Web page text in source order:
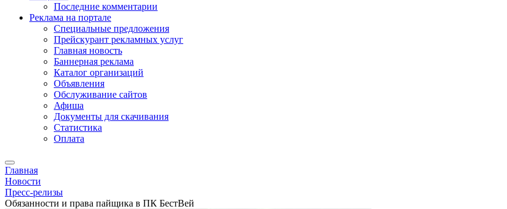
Последние комментарии
Реклама на портале
Специальные предложения
Прейскурант рекламных услуг
Главная новость
Баннерная реклама
Каталог организаций
Объявления
Обслуживание сайтов
Афиша
Документы для скачивания
Статистика
Оплата
Главная
Новости
Пресс-релизы
Обязанности и права пайщика в ПК БестВей